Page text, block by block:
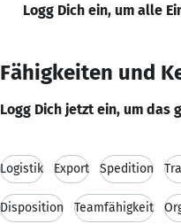
Logg Dich ein, um alle
Fähigkeiten und
Logg Dich jetzt ein, um das
Logistik Export Spedition
Disposition Teamfähigkeit